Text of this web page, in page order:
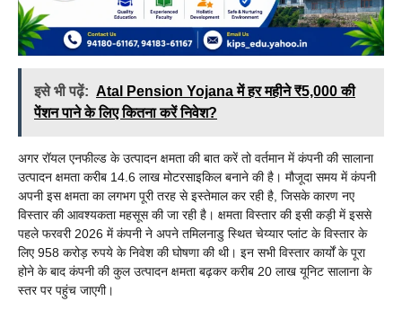
इसे भी पढ़ें: Atal Pension Yojana में हर महीने ₹5,000 की
पेंशन पाने के लिए कितना करें निवेश?
अगर रॉयल एनफील्ड के उत्पादन क्षमता की बात करें तो वर्तमान में कंपनी की सालाना
उत्पादन क्षमता करीब 14.6 लाख मोटरसाइकिल बनाने की है। मौजूदा समय में कंपनी
अपनी इस क्षमता का लगभग पूरी तरह से इस्तेमाल कर रही है, जिसके कारण नए
विस्तार की आवश्यकता महसूस की जा रही है। क्षमता विस्तार की इसी कड़ी में इससे
पहले फरवरी 2026 में कंपनी ने अपने तमिलनाडु स्थित चेय्यार प्लांट के विस्तार के
लिए 958 करोड़ रुपये के निवेश की घोषणा की थी। इन सभी विस्तार कार्यों के पूरा
होने के बाद कंपनी की कुल उत्पादन क्षमता बढ़कर करीब 20 लाख यूनिट सालाना के
स्तर पर पहुंच जाएगी।